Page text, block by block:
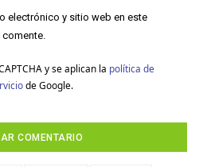
electrónico y sitio web en este
comente.
y se aplican la política de
de Google.